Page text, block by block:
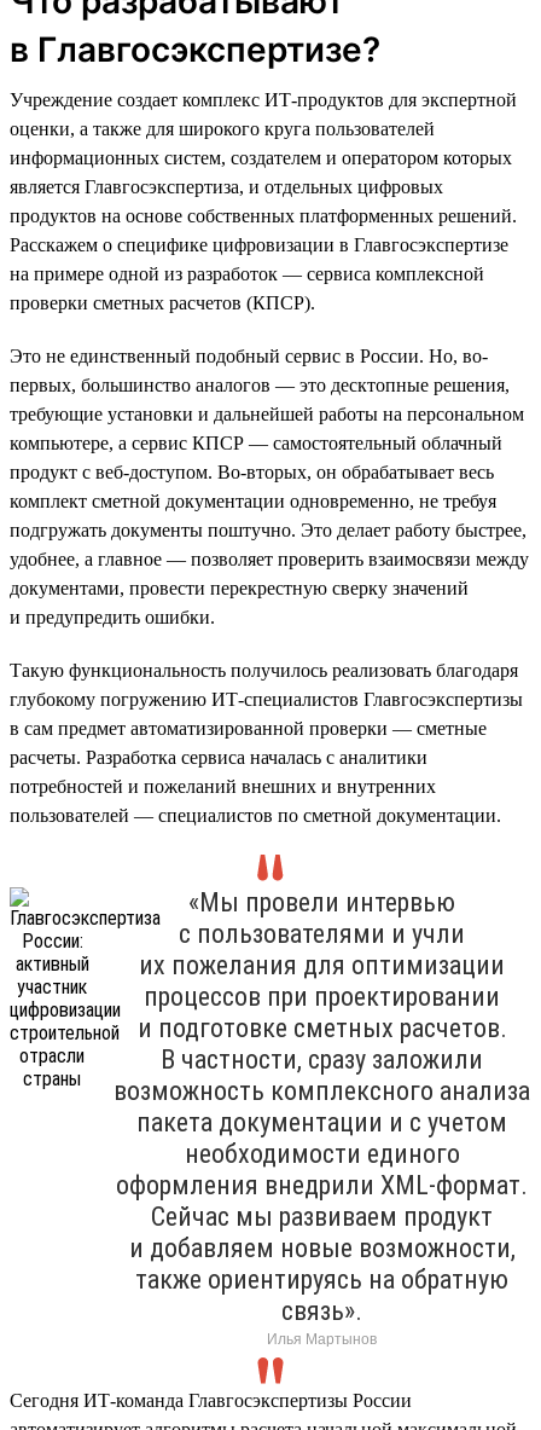
в Главгосэкспертизе?
Учреждение создает комплекс ИТ-продуктов для экспертной
оценки, а также для широкого круга пользователей
информационных систем, создателем и оператором которых
является Главгосэкспертиза, и отдельных цифровых
продуктов на основе собственных платформенных решений.
Расскажем о специфике цифровизации в Главгосэкспертизе
на примере одной из разработок — сервиса комплексной
проверки сметных расчетов (КПСР).
Это не единственный подобный сервис в России. Но, во-
первых, большинство аналогов — это десктопные решения,
требующие установки и дальнейшей работы на персональном
компьютере, а сервис КПСР — самостоятельный облачный
продукт с веб-доступом. Во-вторых, он обрабатывает весь
комплект сметной документации одновременно, не требуя
подгружать документы поштучно. Это делает работу быстрее,
удобнее, а главное — позволяет проверить взаимосвязи между
документами, провести перекрестную сверку значений
и предупредить ошибки.
Такую функциональность получилось реализовать благодаря
глубокому погружению ИТ-специалистов Главгосэкспертизы
в сам предмет автоматизированной проверки — сметные
расчеты. Разработка сервиса началась с аналитики
потребностей и пожеланий внешних и внутренних
пользователей — специалистов по сметной документации.
«Мы провели интервью
с пользователями и учли
их пожелания для оптимизации
процессов при проектировании
и подготовке сметных расчетов.
В частности, сразу заложили
возможность комплексного анализа
пакета документации и с учетом
необходимости единого
оформления внедрили XML-формат.
Сейчас мы развиваем продукт
и добавляем новые возможности,
также ориентируясь на обратную
связь».
Илья Мартынов
Сегодня ИТ-команда Главгосэкспертизы России